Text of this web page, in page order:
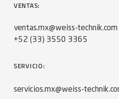
VENTAS:
ventas.mx@weiss-technik.com
+52 (33) 3550 3365
SERVICIO:
servicios.mx@weiss-